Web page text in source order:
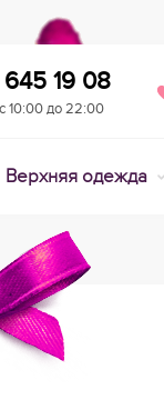
19 08
10:00 до 22:00
Верхняя одежда